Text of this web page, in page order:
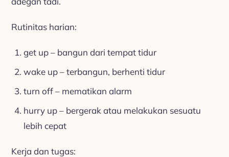
Rutinitas harian:
get up – bangun dari tempat tidur
wake up – terbangun, berhenti tidur
turn off – mematikan alarm
hurry up – bergerak atau melakukan sesuatu
lebih cepat
Kerja dan tugas: